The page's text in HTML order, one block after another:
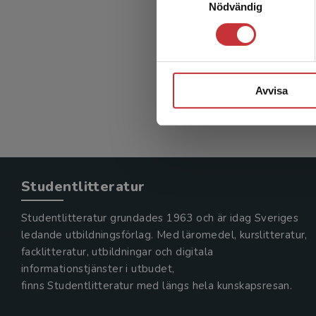
Nödvändig
Avvisa
Studentlitteratur
Studentlitteratur grundades 1963 och är idag Sveriges
ledande utbildningsförlag. Med läromedel, kurslitteratur,
facklitteratur, utbildningar och digitala
informationstjänster i utbudet,
finns Studentlitteratur med längs hela kunskapsresan.